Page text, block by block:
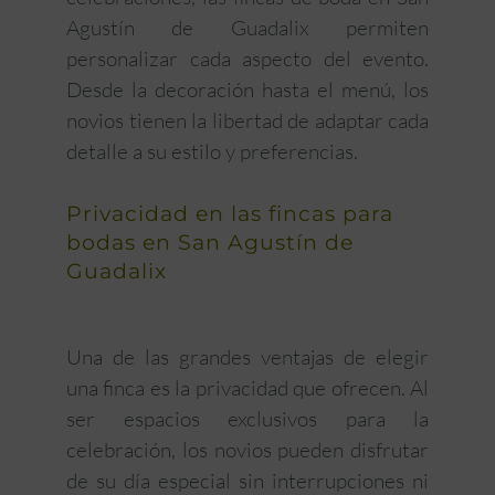
Agustín de Guadalix permiten
personalizar cada aspecto del evento.
Desde la decoración hasta el menú, los
novios tienen la libertad de adaptar cada
detalle a su estilo y preferencias.
Privacidad en las fincas para
bodas en San Agustín de
Guadalix
Una de las grandes ventajas de elegir
una finca es la privacidad que ofrecen. Al
ser espacios exclusivos para la
celebración, los novios pueden disfrutar
de su día especial sin interrupciones ni